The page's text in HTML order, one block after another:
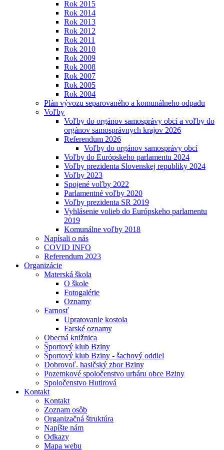
Rok 2015
Rok 2014
Rok 2013
Rok 2012
Rok 2011
Rok 2010
Rok 2009
Rok 2008
Rok 2007
Rok 2005
Rok 2004
Plán vývozu separovaného a komunálneho odpadu
Voľby
Voľby do orgánov samosprávy obcí a voľby do
orgánov samosprávnych krajov 2026
Referendum 2026
Voľby do orgánov samosprávy obcí
Voľby do Európskeho parlamentu 2024
Voľby prezidenta Slovenskej republiky 2024
Voľby 2023
Spojené voľby 2022
Parlamentné voľby 2020
Voľby prezidenta SR 2019
Vyhlásenie volieb do Európskeho parlamentu
2019
Komunálne voľby 2018
Napísali o nás
COVID INFO
Referendum 2023
Organizácie
Materská škola
O škole
Fotogalérie
Oznamy
Farnosť
Upratovanie kostola
Farské oznamy
Obecná knižnica
Športový klub Bziny
Športový klub Bziny - šachový oddiel
Dobrovoľ. hasičský zbor Bziny
Pozemkové spoločenstvo urbáru obce Bziny
Spoločenstvo Hutirová
Kontakt
Kontakt
Zoznam osôb
Organizačná štruktúra
Napíšte nám
Odkazy
Mapa webu